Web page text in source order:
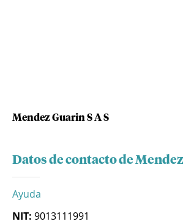
Mendez Guarin S A S
Datos de contacto de Mendez
Ayuda
NIT: 9013111991